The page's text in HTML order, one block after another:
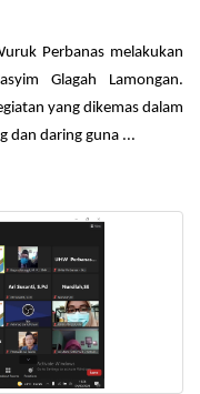
Perbanas melakukan
Glagah Lamongan.
yang dikemas dalam
dan daring guna ...